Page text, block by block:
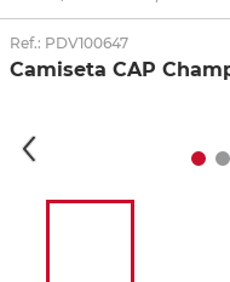
Ref.: PDV100647
Camiseta CAP